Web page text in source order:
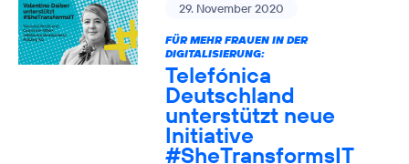
29. November 2020
FÜR MEHR FRAUEN IN DER
DIGITALISIERUNG:
Telefónica
Deutschland
unterstützt neue
Initiative
#SheTransformsIT